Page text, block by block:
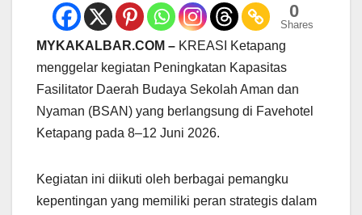
0
Shares
MYKAKALBAR.COM – KREASI Ketapang
menggelar kegiatan Peningkatan Kapasitas
Fasilitator Daerah Budaya Sekolah Aman dan
Nyaman (BSAN) yang berlangsung di Favehotel
Ketapang pada 8–12 Juni 2026.
Kegiatan ini diikuti oleh berbagai pemangku
kepentingan yang memiliki peran strategis dalam